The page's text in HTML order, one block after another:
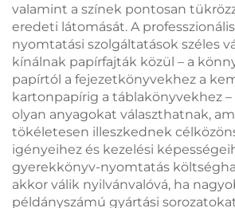
valamint a színek pontosan
eredeti látomását. A
nyomtatási szolgáltatások széles
kínálnak papírfajták közül – a
papírtól a fejezetkönyvekhez a
kartonpapírig a táblakönyvekhez –
olyan anyagokat választhatnak,
tökéletesen illeszkednek
igényeihez és kezelési
gyerekkönyv-nyomtatás
akkor válik nyilvánvalóvá, ha
példányszámú gyártási